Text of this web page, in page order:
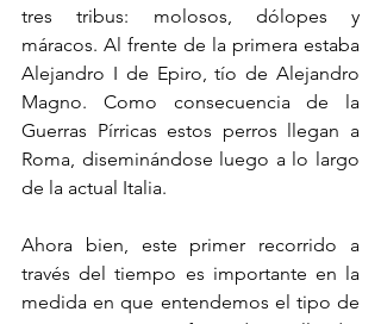
tres tribus: molosos, dólopes y
máracos. Al frente de la primera estaba
Alejandro I de Epiro, tío de Alejandro
Magno. Como consecuencia de la
Guerras Pírricas estos perros llegan a
Roma, diseminándose luego a lo largo
de la actual Italia.
Ahora bien, este primer recorrido a
través del tiempo es importante en la
medida en que entendemos el tipo de